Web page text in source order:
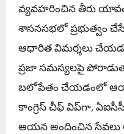
వ్యవహరించిన తీరు యావత్
శాసనసభలో ప్రభుత్వం
ఆధారిత విమర్శలు
ప్రజా సమస్యలపై
బలోపేతం చేయడంలో
కాంగ్రెస్ చీఫ్ విప్‌గా,
ఆయన అందించిన సేవలు